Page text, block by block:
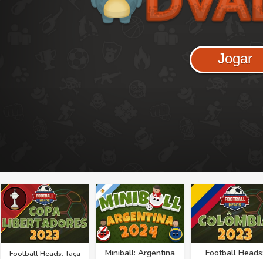
Jogar
Football Heads: Taça
Miniball: Argentina
Football